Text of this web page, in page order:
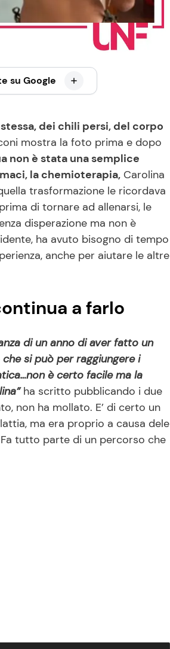
su Google
dei chili persi, del corpo
mostra la foto prima e dopo
non è stata una semplice
la chemioterapia, Carolina
trasformazione le ricordava
di tornare ad allenarsi, le
disperazione ma non è
ha avuto bisogno di tempo
anche per aiutare le altre
a farlo
di un anno di aver fatto un
si può per raggiungere i
è certo facile ma la
ha scritto pubblicando i due
non ha mollato. E’ di certo un
ma era proprio a causa dele
tutto parte di un percorso che